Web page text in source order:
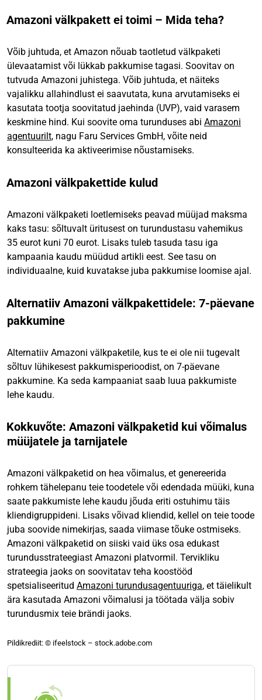
Amazoni välkpakett ei toimi – Mida teha?
Võib juhtuda, et Amazon nõuab taotletud välkpaketi
ülevaatamist või lükkab pakkumise tagasi. Soovitav on
tutvuda Amazoni juhistega. Võib juhtuda, et näiteks
vajalikku allahindlust ei saavutata, kuna arvutamiseks ei
kasutata tootja soovitatud jaehinda (UVP), vaid varasem
keskmine hind. Kui soovite oma turunduses abi Amazoni
agentuurilt, nagu Faru Services GmbH, võite neid
konsulteerida ka aktiveerimise nõustamiseks.
Amazoni välkpakettide kulud
Amazoni välkpaketi loetlemiseks peavad müüjad maksma
kaks tasu: sõltuvalt üritusest on turundustasu vahemikus
35 eurot kuni 70 eurot. Lisaks tuleb tasuda tasu iga
kampaania kaudu müüdud artikli eest. See tasu on
individuaalne, kuid kuvatakse juba pakkumise loomise ajal.
Alternatiiv Amazoni välkpakettidele: 7-päevane
pakkumine
Alternatiiv Amazoni välkpaketile, kus te ei ole nii tugevalt
sõltuv lühikesest pakkumisperioodist, on 7-päevane
pakkumine. Ka seda kampaaniat saab luua pakkumiste
lehe kaudu.
Kokkuvõte: Amazoni välkpaketid kui võimalus
müüjatele ja tarnijatele
Amazoni välkpaketid on hea võimalus, et genereerida
rohkem tähelepanu teie toodetele või edendada müüki, kuna
saate pakkumiste lehe kaudu jõuda eriti ostuhimu täis
kliendigruppideni. Lisaks võivad kliendid, kellel on teie toode
juba soovide nimekirjas, saada viimase tõuke ostmiseks.
Amazoni välkpaketid on siiski vaid üks osa edukast
turundusstrateegiast Amazoni platvormil. Tervikliku
strateegia jaoks on soovitatav teha koostööd
spetsialiseeritud Amazoni turundusagentuuriga, et täielikult
ära kasutada Amazoni võimalusi ja töötada välja sobiv
turundusmix teie brändi jaoks.
Pildikrediit: ©️ ifeelstock – stock.adobe.com